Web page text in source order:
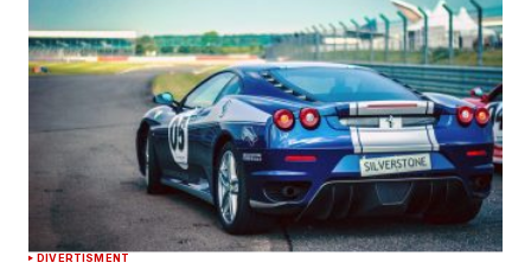
DIVERTISMENT